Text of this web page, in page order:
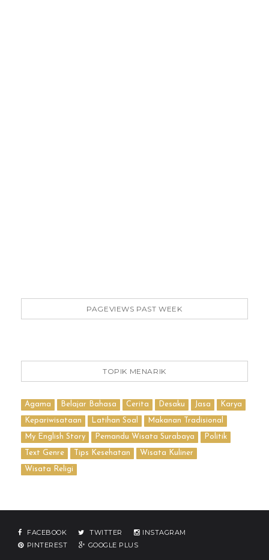
PAGEVIEWS PAST WEEK
TOPIK MENARIK
Agama Belajar Bahasa Cerita Desaku Jasa Karya
Kepariwisataan Latihan Soal Makanan Tradisional
My English Story Pemandu Wisata Surabaya Politik
Text Genre Tips Kesehatan Wisata Kuliner
Wisata Religi
FACEBOOK TWITTER
INSTAGRAM
PINTEREST
GOOGLE PLUS